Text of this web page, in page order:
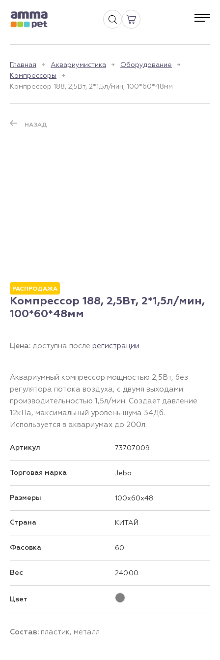
Главная Аквариумистика
Оборудование
Компрессоры
Компрессор 188, 2,5Вт, 2*1,5л/мин, 100*60*48мм
НАЗАД
РАСПРОДАЖА
Компрессор 188, 2,5Вт, 2*1,5л/мин,
100*60*48мм
Цена: доступна после регистрации
Аквариумный компрессор мощностью 2,5Вт, без
регулятора потока воздуха, с двумя выходами
производительностью 1,5л/мин. Создает давление
12кПа, максимальный уровень шума 34Дб.
Используется в аквариумах до 200л.
Артикул 73707009
Торговая марка Jebo
Размеры 100x60x48
Страна КИТАЙ
Фасовка 60
Вес 240.00
Цвет
Состав: пластик, металл